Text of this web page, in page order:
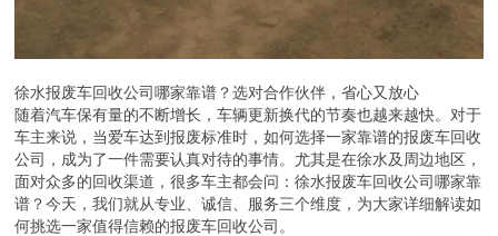
徐水报废车回收公司哪家靠谱？选对合作伙伴，省心又放心
随着汽车保有量的不断增长，车辆更新换代的节奏也越来越快。对于
车主来说，当爱车达到报废标准时，如何选择一家靠谱的报废车回收
公司，成为了一件需要认真对待的事情。尤其是在徐水及周边地区，
面对众多的回收渠道，很多车主都会问：徐水报废车回收公司哪家靠
谱？今天，我们就从专业、诚信、服务三个维度，为大家详细解读如
何挑选一家值得信赖的报废车回收公司。